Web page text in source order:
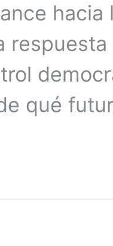
qué